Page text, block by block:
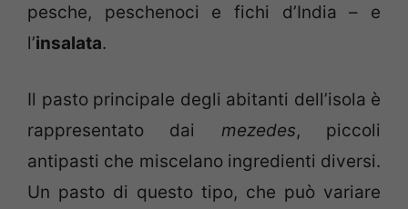
pesche, peschenoci e fichi d’India – e
l’insalata.
Il pasto principale degli abitanti dell’isola è
rappresentato dai mezedes, piccoli
antipasti che miscelano ingredienti diversi.
Un pasto di questo tipo, che può variare